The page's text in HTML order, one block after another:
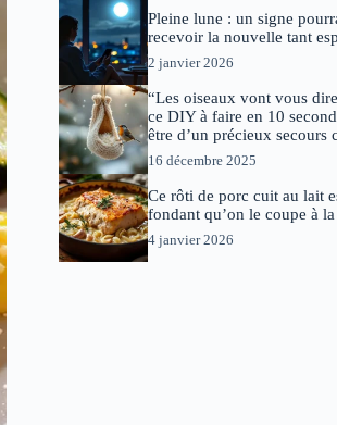
Pleine lune : un signe
recevoir la nouvelle tant
2 janvier 2026
“Les oiseaux vont vous
ce DIY à faire en 10
être d’un précieux secours
16 décembre 2025
Ce rôti de porc cuit au lait
fondant qu’on le coupe à
4 janvier 2026